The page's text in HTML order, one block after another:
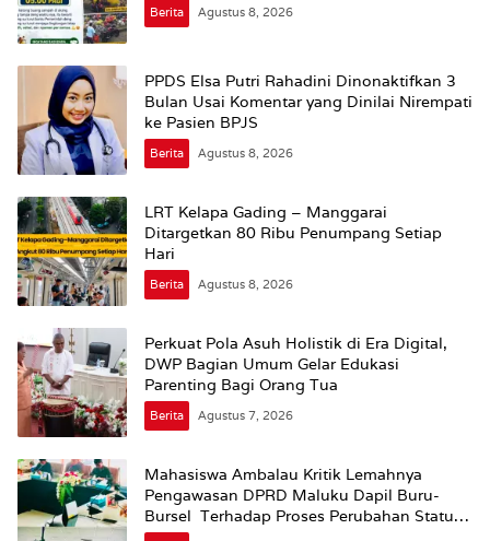
Berita Agustus 8, 2026
PPDS Elsa Putri Rahadini Dinonaktifkan 3
Bulan Usai Komentar yang Dinilai Nirempati
ke Pasien BPJS
Berita Agustus 8, 2026
LRT Kelapa Gading – Manggarai
Ditargetkan 80 Ribu Penumpang Setiap
Hari
Berita Agustus 8, 2026
Perkuat Pola Asuh Holistik di Era Digital,
DWP Bagian Umum Gelar Edukasi
Parenting Bagi Orang Tua
Berita Agustus 7, 2026
Mahasiswa Ambalau Kritik Lemahnya
Pengawasan DPRD Maluku Dapil Buru-
Bursel Terhadap Proses Perubahan Status
Jalan